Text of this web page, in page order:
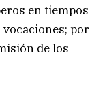
en tiempos
por
de los